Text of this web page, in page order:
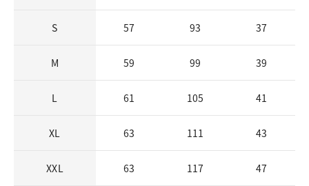
S 57 93 37
M 59 99 39
L 61 105 41
XL 63 111 43
XXL 63 117 47